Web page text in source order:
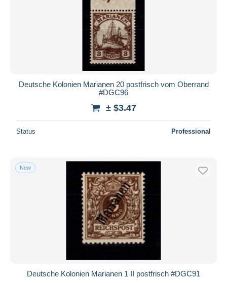
Deutsche Kolonien Marianen 20 postfrisch vom Oberrand
#DGC96
± $3.47
Status Professional
New
Deutsche Kolonien Marianen 1 II postfrisch #DGC91